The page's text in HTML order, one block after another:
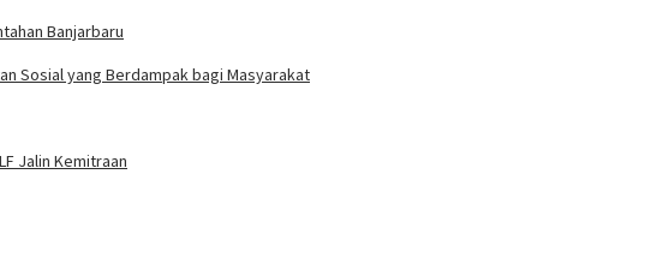
Banjarbaru
Sosial yang Berdampak bagi Masyarakat
Jalin Kemitraan